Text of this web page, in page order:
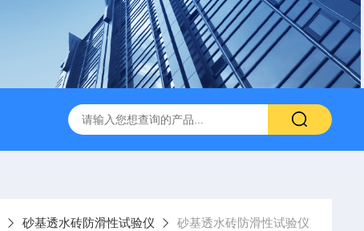
钢结构防火涂料测厚仪 砂基透水砖透水速率试验装置
砂基透水砖防滑性试验仪 砂基透水砖防滑性试验仪